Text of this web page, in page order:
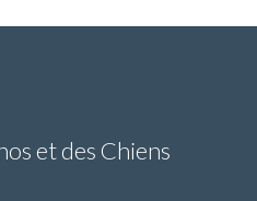
et des Chiens